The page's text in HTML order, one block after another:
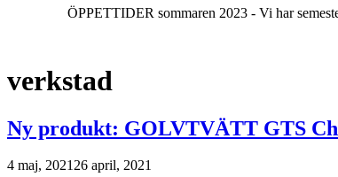
ÖPPETTIDER sommaren 2023 - Vi har
verkstad
Ny produkt: GOLVTVÄTT GTS
4 maj, 202126 april, 2021